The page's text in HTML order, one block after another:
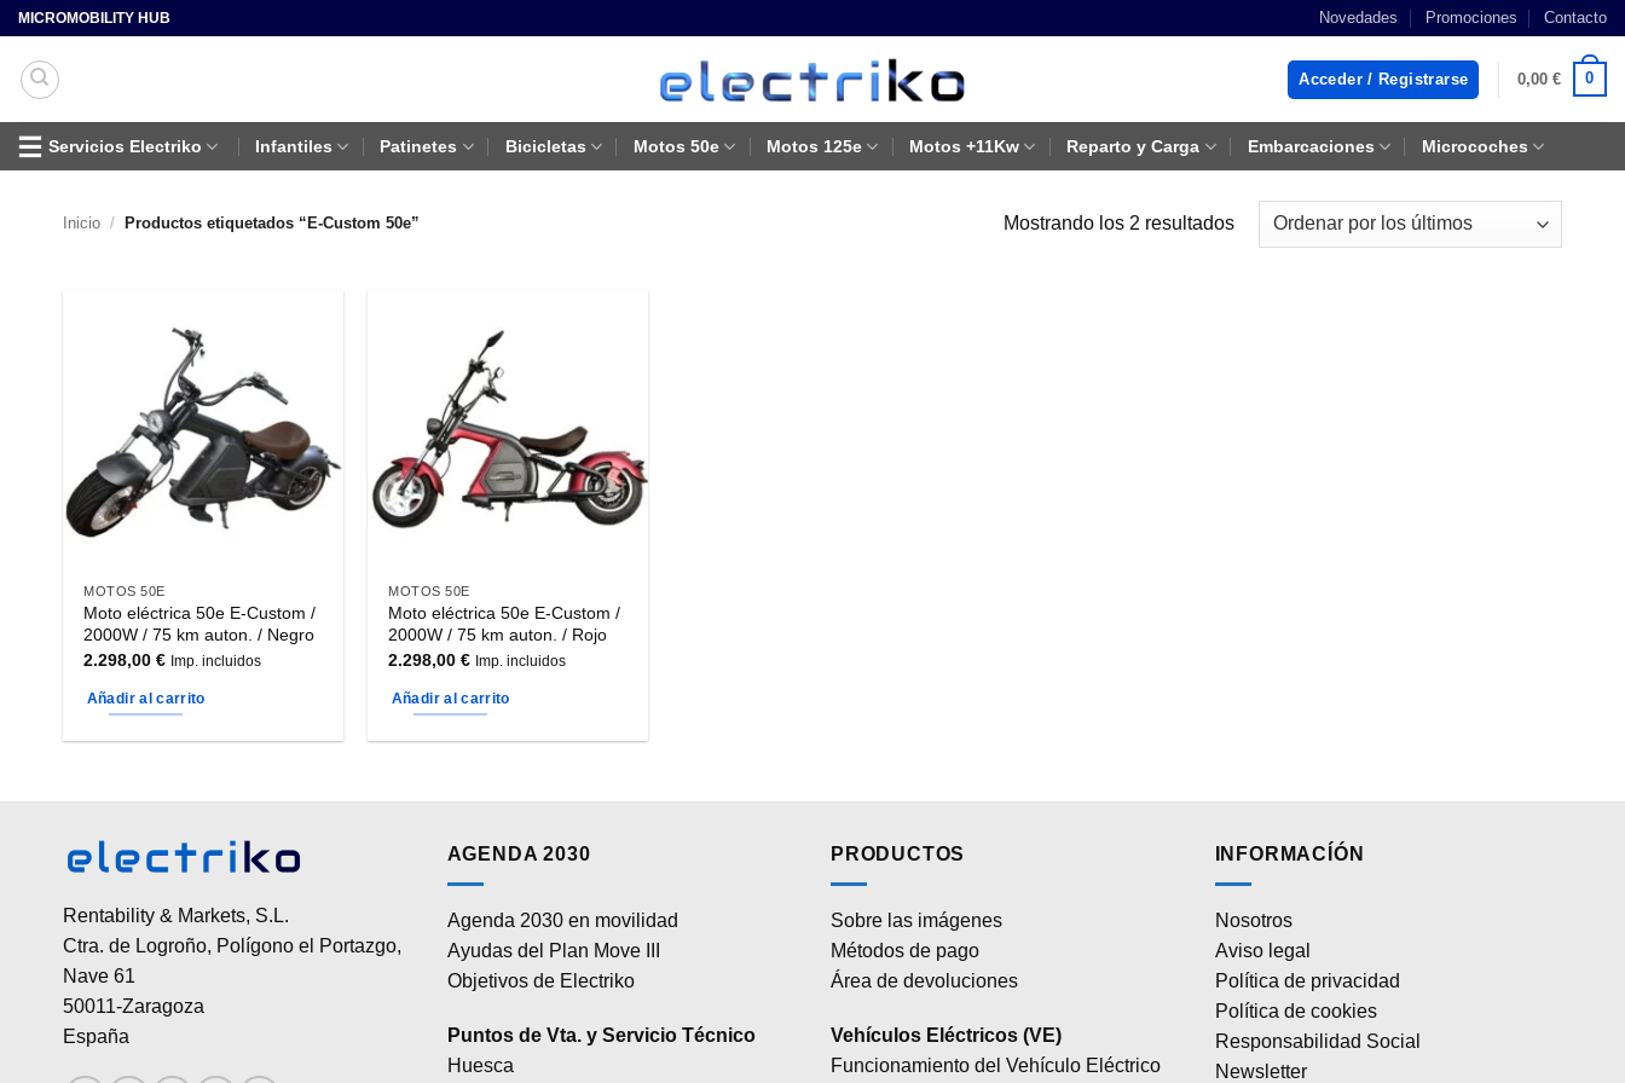
Saltar
contenido
MICROMOBILITY HUB Novedades Promociones Contacto
Acceder / Registrarse 0,00 € 0
Servicios Electriko Infantiles Patinetes Bicicletas Motos 50e Motos 125e Motos +11Kw Reparto y Carga Embarcaciones Microcoches
Inicio / Productos etiquetados “E-Custom 50e” Mostrando los 2 resultadosOrdenado
por
MOTOS 50E
Moto eléctrica 50e E-Custom /
2000W / 75 km auton. / Negro
2.298,00€ Imp. incluidos
Añadir al carrito
MOTOS 50E
Moto eléctrica 50e E-Custom /
2000W / 75 km auton. / Rojo
2.298,00€ Imp. incluidos
Añadir al carrito
Rentability & Markets, S.L.
Ctra. de Logroño, Polígono el Portazgo,
Nave 61
50011-Zaragoza
España
AGENDA 2030
Agenda 2030 en movilidad
Ayudas del Plan Move III
Objetivos de Electriko
Puntos de Vta. y Servicio Técnico
Huesca
PRODUCTOS
Sobre las imágenes
Métodos de pago
Área de devoluciones
Vehículos Eléctricos (VE)
Funcionamiento del Vehículo Eléctrico
INFORMACÍÓN
Nosotros
Aviso legal
Política de privacidad
Política de cookies
Responsabilidad Social
Newsletter